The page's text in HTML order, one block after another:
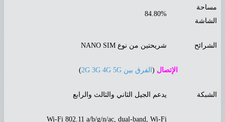
84.80%
شريحتين من نوع NANO SIM
الإتصال (الفرق بين 2G 3G 4G 5G )
يدعم الجيل الثاني والثالث والرابع
Wi-Fi 802.11 a/b/g/n/ac, dual-band, Wi-Fi